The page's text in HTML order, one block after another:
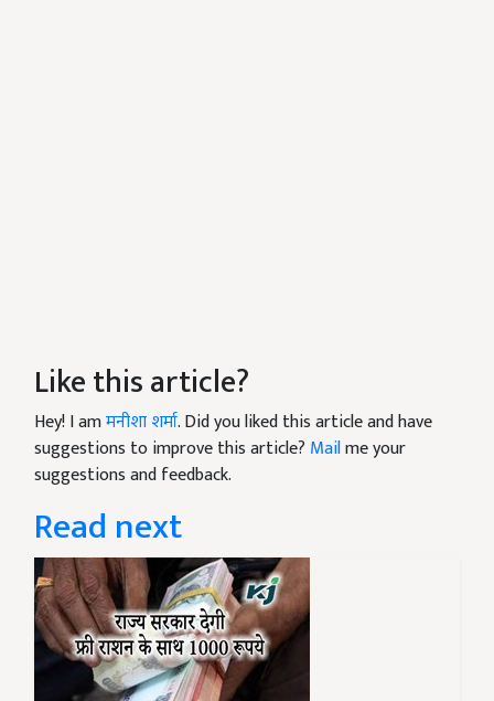
Like this article?
Hey! I amमनीशा शर्मा. Did you liked this article and have
suggestions to improve this article? Mailme your
suggestions and feedback.
Read next